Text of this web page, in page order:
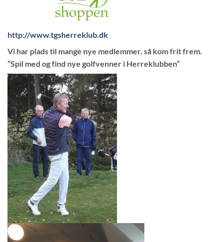
http://www.tgsherreklub.dk
Vi har plads til mange nye medlemmer, så kom frit frem.
”Spil med og find nye golfvenner i Herreklubben”